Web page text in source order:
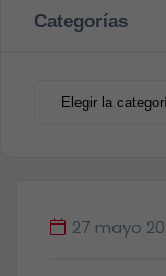
Categorías
Categorías
27 mayo